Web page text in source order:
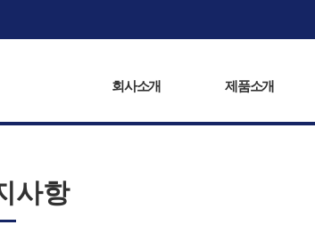
회사소개 제품소개
사항